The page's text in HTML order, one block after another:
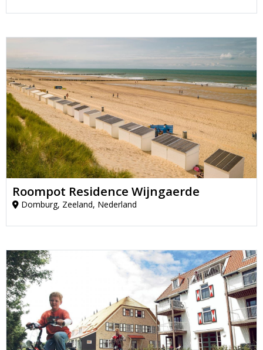
Roompot Residence Wijngaerde
Domburg, Zeeland, Nederland